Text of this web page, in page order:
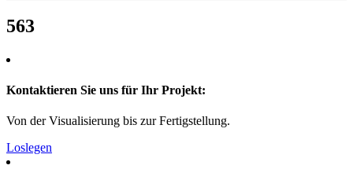
563
Kontaktieren Sie uns für Ihr Projekt:
Von der Visualisierung bis zur Fertigstellung.
Loslegen